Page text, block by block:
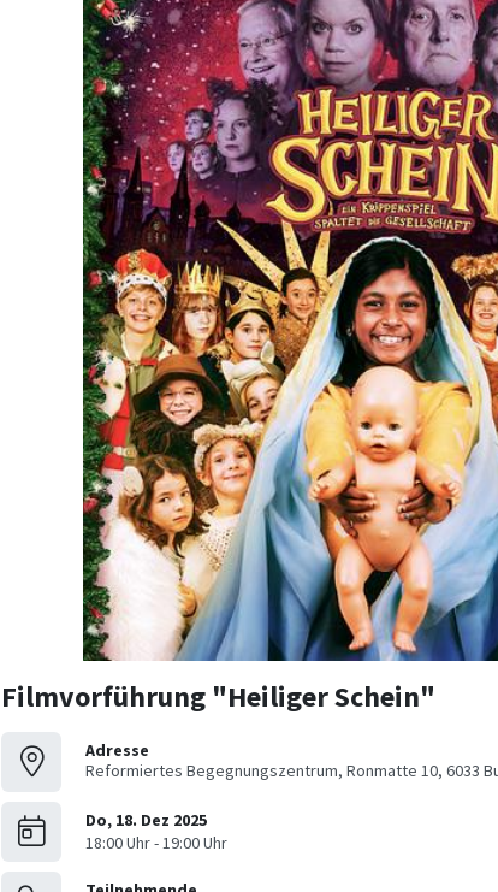
Filmvorführung "Heiliger Schein"
Adresse
Reformiertes Begegnungszentrum, Ronmatte 10, 6033